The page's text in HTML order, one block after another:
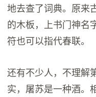
地去查了词典。原来
的木板，上书门神名
符也可以指代春联。
还有不少人，不理解
实，屠苏是一种酒。